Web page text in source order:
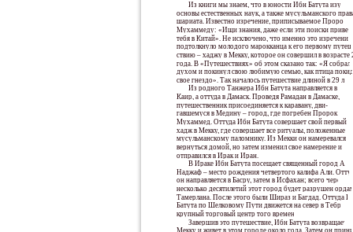
Из книги мы знаем, что в юности Ибн Батута изучал
основы естественных наук, а также мусульманского
шариата. Известно изречение, приписываемое Пророку
Мухаммеду: «Ищи знания, даже если эти поиски
тебя в Китай». Не исключено, что именно это изречение
подтолкнуло молодого марокканца к его первому
ствию – хаджу в Мекку, которое он совершил в возрасте
года. В «Путешествиях» об этом сказано так: «Я
духом и покинул свою любимую семью, как птица
свое гнездо». Так началось путешествие длиной в 29 лет.
Из родного Танжера Ибн Батута направляется в
Каир, а оттуда в Дамаск. Проведя Рамадан в Дамаске,
путешественник присоединяется к каравану, дви-
гавшемуся в Медину – город, где погребен Пророк
Мухаммед. Оттуда Ибн Батута совершает свой первый
хадж в Мекку, где совершает все ритуалы, положенные
мусульманскому паломнику. Из Мекки он намеревался
вернуться домой, но затем изменил свое намерение и
отправился в Ирак и Иран.
В Ираке Ибн Батута посещает священный город Аль-
Наджаф – место рождения четвертого калифа Али.
он направляется в Басру, затем в Исфахан; всего через
несколько десятилетий этот город будет разрушен
Тамерлана. После этого были Шираз и Багдад. Оттуда
Батута по Шелковому Пути движется на север в Тебриз,
крупный торговый центр того времени.
Завершив это путешествие, Ибн Батута возвращается
Мекку и живет в этом городе около года. Затем он